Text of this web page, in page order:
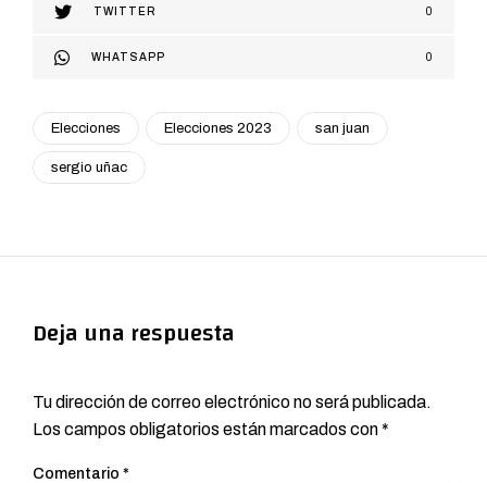
TWITTER 0
WHATSAPP 0
Elecciones Elecciones 2023 san juan
sergio uñac
Deja una respuesta
Tu dirección de correo electrónico no será publicada.
Los campos obligatorios están marcados con*
Comentario *